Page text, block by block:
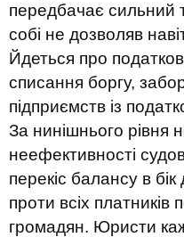
передбачає сильний
собі не дозволяв
Йдеться про
списання боргу,
підприємств із
За нинішнього рівня
неефективності
перекіс балансу в
проти всіх платників
громадян. Юристи